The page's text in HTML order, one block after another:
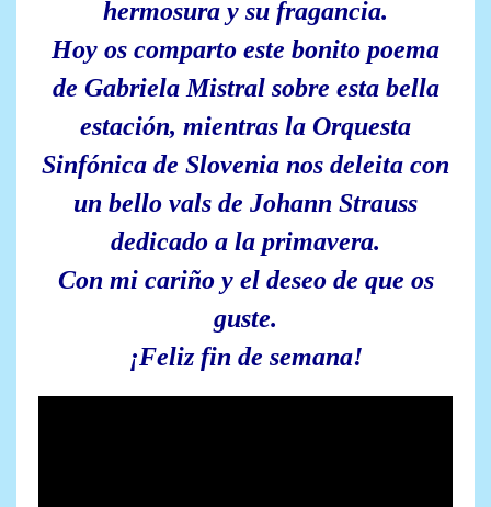
hermosura y su fragancia.
Hoy os comparto este bonito poema
de Gabriela Mistral sobre esta bella
estación, mientras la Orquesta
Sinfónica de Slovenia nos deleita con
un bello vals de Johann Strauss
dedicado a la primavera.
Con mi cariño y el deseo de que os
guste.
¡Feliz fin de semana!